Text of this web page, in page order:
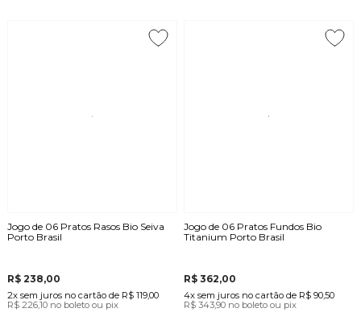
Jogo de 06 Pratos Rasos Bio Seiva
Porto Brasil
R$ 238,00
2x sem juros no cartãode R$ 119,00
R$ 226,10 no boleto ou pix
Jogo de 06 Pratos Fundos Bio
Titanium Porto Brasil
R$ 362,00
4x sem juros no cartão de R$ 90,50
R$ 343,90 no boleto ou pix